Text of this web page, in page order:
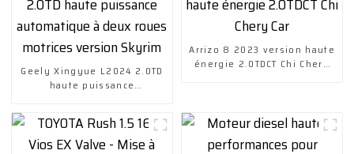
Geely Xingyue L2024 2.0TD
haute puissance
Arrizo 8 2023 version haute
énergie 2.0TDCT Chi Chery